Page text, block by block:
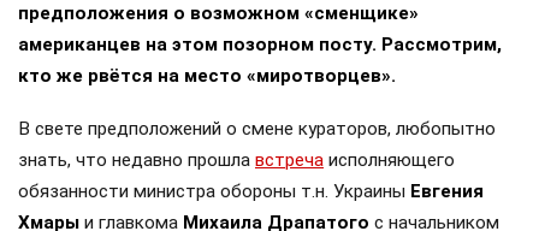
предположения о возможном «сменщике»
американцев на этом позорном посту. Рассмотрим,
кто же рвётся на место «миротворцев».
В свете предположений о смене кураторов, любопытно
знать, что недавно прошла встреча исполняющего
обязанности министра обороны т.н. Украины Евгения
Хмары и главкома Михаила Драпатого с начальником